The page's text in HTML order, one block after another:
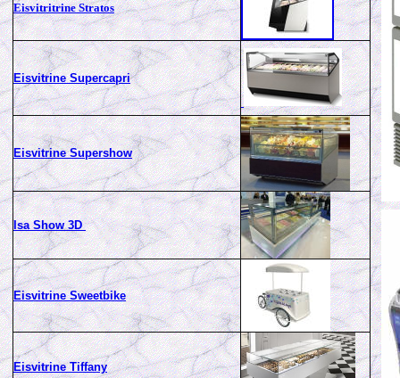
Eisvitritrine Stratos
Eisvitrine Supercapri
Eisvitrine Supershow
Isa Show 3D
Eisvitrine Sweetbike
Eisvitrine Tiffany